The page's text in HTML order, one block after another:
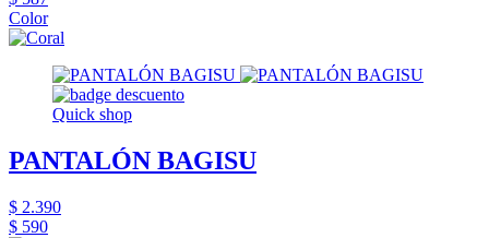
Color
Quick shop
PANTALÓN BAGISU
$ 2.390
$ 590